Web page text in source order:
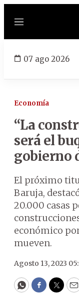
Menú
07 ago 2026
Economía
“La
será el
gobierno
El próximo
Baruja,
20.000 casas
económico
mueven.
Agosto 13, 2023
WhatsApp